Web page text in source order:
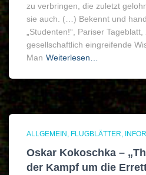
zu verbringen, die zuletzt
sie auch. (…) Bekennt und
„Studenten!“, Pariser
gesellschaftlich eingreifende
Man Weiterlesen…
ALLGEMEIN FLUGBLÄTTER
Oskar Kokoschka –
der Kampf um die